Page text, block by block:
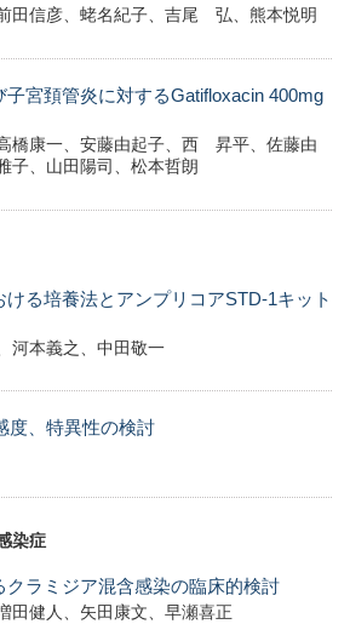
田信彦、蛯名紀子、吉尾 弘、熊本悦明
宮頚管炎に対するGatifloxacin 400mg
橋康一、安藤由起子、西 昇平、佐藤由
子、山田陽司、松本哲朗
る培養法とアンプリコアSTD-1キット
河本義之、中田敬一
度、特異性の検討
染症
ラミジア混含感染の臨床的検討
田健人、矢田康文、早瀬喜正